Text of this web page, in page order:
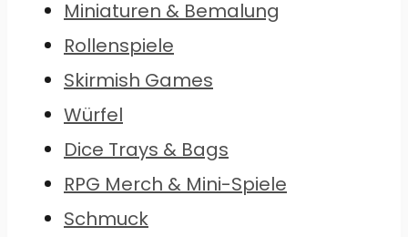
Miniaturen & Bemalung
Rollenspiele
Skirmish Games
Würfel
Dice Trays & Bags
RPG Merch & Mini-Spiele
Schmuck